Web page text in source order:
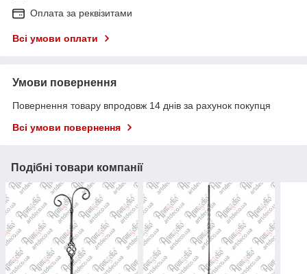
Оплата за реквізитами
Всі умови оплати
Умови повернення
Повернення товару впродовж 14 днів за рахунок покупця
Всі умови повернення
Подібні товари компанії